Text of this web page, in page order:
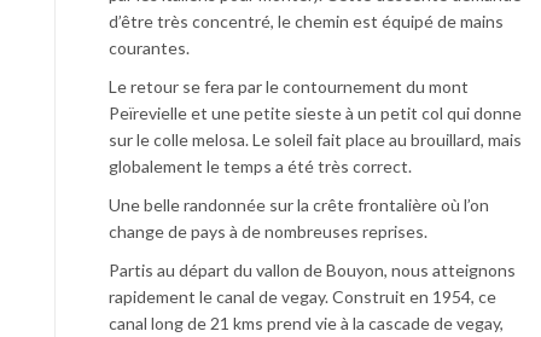
d’être très concentré, le chemin est équipé de mains
courantes.
Le retour se fera par le contournement du mont
Peïrevielle et une petite sieste à un petit col qui donne
sur le colle melosa. Le soleil fait place au brouillard, mais
globalement le temps a été très correct.
Une belle randonnée sur la crête frontalière où l’on
change de pays à de nombreuses reprises.
Partis au départ du vallon de Bouyon, nous atteignons
rapidement le canal de vegay. Construit en 1954, ce
canal long de 21 kms prend vie à la cascade de vegay,